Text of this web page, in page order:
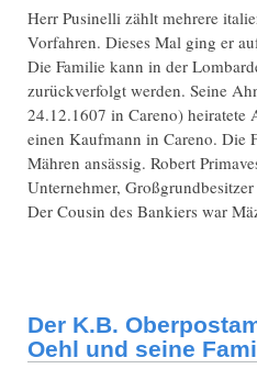
Herr Pusinelli zählt mehrere
Vorfahren. Dieses Mal ging er
Die Familie kann in der
zurückverfolgt werden. Seine
24.12.1607 in Careno) heiratete
einen Kaufmann in Careno. Die
Mähren ansässig. Robert
Unternehmer,
Der Cousin des Bankiers war
Der K.B.
Oehl und seine